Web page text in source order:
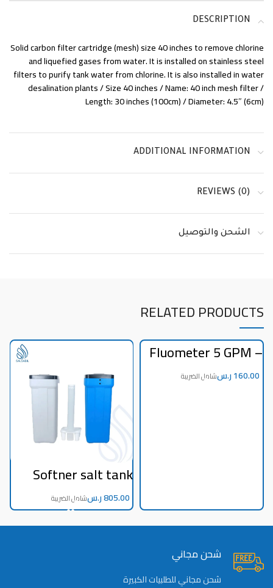
DESCRIPTION
Solid carbon filter cartridge (mesh) size 40 inches to remove chlorine
and liquefied gases from water. It is installed on stainless steel
filters to purify tank water from chlorine. It is also installed in water
desalination plants / Size 40 inches / Name: 40 inch mesh filter /
Length: 30 inches (100cm) / Diameter: 4.5″ (6cm)
ADDITIONAL INFORMATION
REVIEWS (0)
الشحن والتوصيل
RELATED PRODUCTS
Fluometer 5 GPM –
Panel (Z-3002)
ر.س
Softner salt tank
130 liters with
accessories
ر.س
شحن مجاني
شحن مجاني للطلبيات الكبيرة